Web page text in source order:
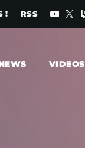
! RSS
VIDEOS